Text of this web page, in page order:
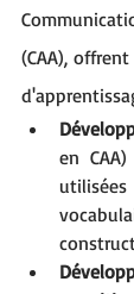
(CAA),
en